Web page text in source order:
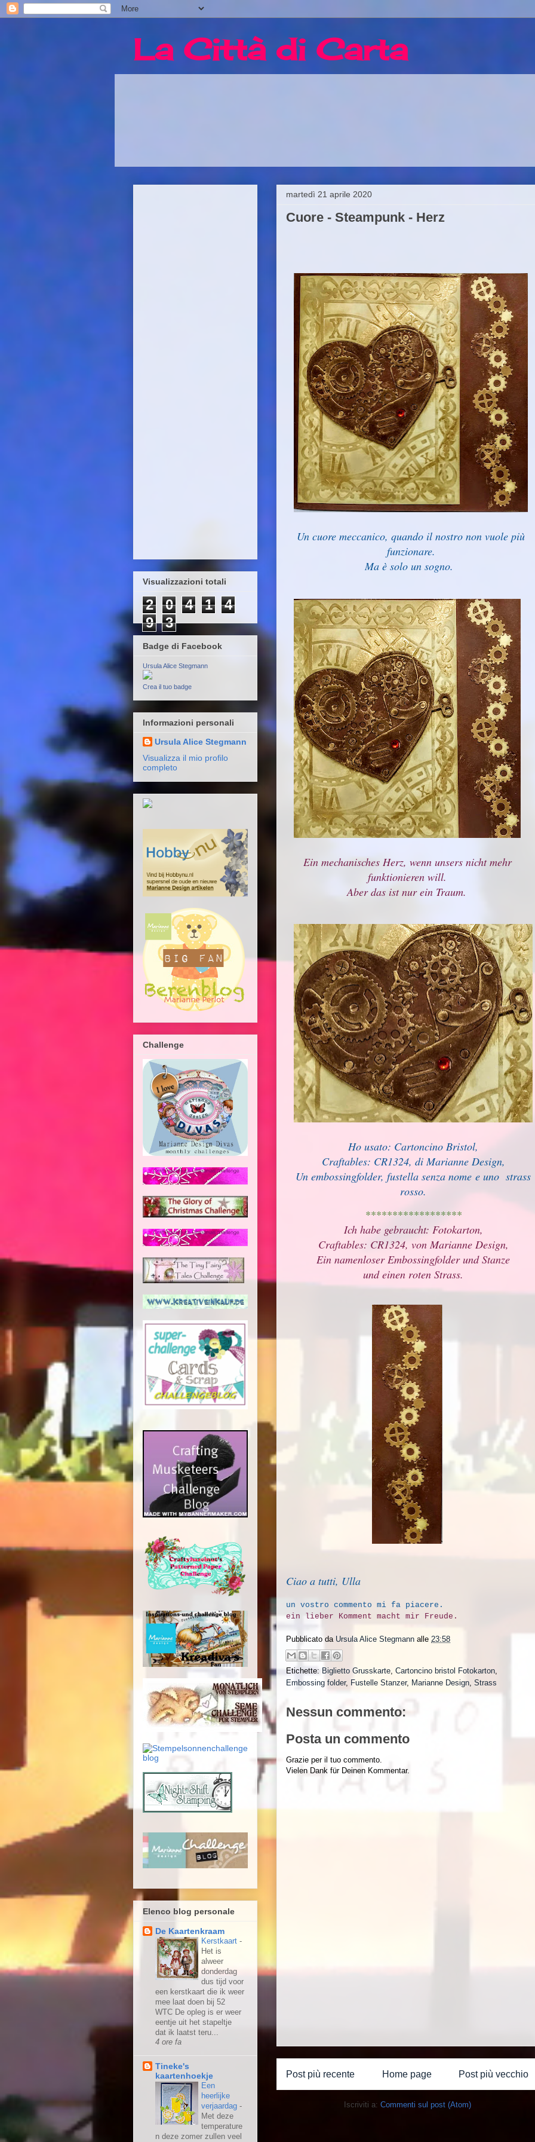
La Città di Carta
martedì 21 aprile 2020
Cuore - Steampunk - Herz
Un cuore meccanico, quando il nostro non vuole più
funzionare.
Ma è solo un sogno.
Ein mechanisches Herz, wenn unsers nicht mehr
funktionieren will.
Aber das ist nur ein Traum.
Ho usato: Cartoncino Bristol,
Craftables: CR1324, di Marianne Design,
Un embossingfolder, fustella senza nome e uno strass
rosso.
******************
Ich habe gebraucht: Fotokarton,
Craftables: CR1324, von Marianne Design,
Ein namenloser Embossingfolder und Stanze
und einen roten Strass.
Ciao a tutti, Ulla
un vostro commento mi fa piacere.
ein lieber Komment macht mir Freude.
Pubblicato da Ursula Alice Stegmann alle 23:58
Etichette: Biglietto Grusskarte Cartoncino bristol Fotokarton
Embossing folder, Fustelle Stanzer, Marianne Design Strass
Nessun commento:
Posta un commento
Grazie per il tuo commento.
Vielen Dank für Deinen Kommentar.
Post più recente Post più vecchio
Home page
Iscriviti a: Commenti sul post (Atom)
Visualizzazioni totali
2 0 4 1
4
9
3
Badge di Facebook
Ursula Alice Stegmann
Crea il tuo badge
Informazioni personali
Ursula Alice Stegmann
Visualizza il mio profilo
completo
Challenge
Elenco blog personale
De Kaartenkraam
Kerstkaart -
Het is
alweer
donderdag
dus tijd voor
een kerstkaart die ik weer
mee laat doen bij 52
WTC De opleg is er weer
eentje uit het stapeltje
dat ik laatst teru...
4 ore fa
Tineke's
kaartenhoekje
Een
heerlijke
verjaardag -
Met deze
temperature
n deze zomer zullen veel